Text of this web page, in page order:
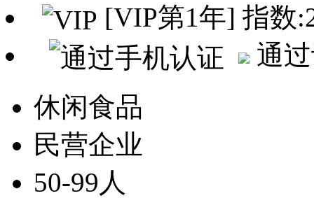
[VIP第1年] 指数
通
休闲食品
民营企业
50-99人